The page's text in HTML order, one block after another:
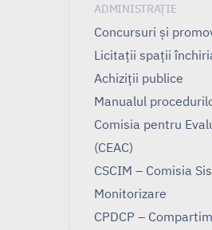
ADMINISTRAȚIE
Concursuri și
Licitații spații
Achiziții publice
Manualul
Comisia pentru Evaluarea și
(CEAC)
CSCIM – Comisia
Monitorizare
CPDCP –